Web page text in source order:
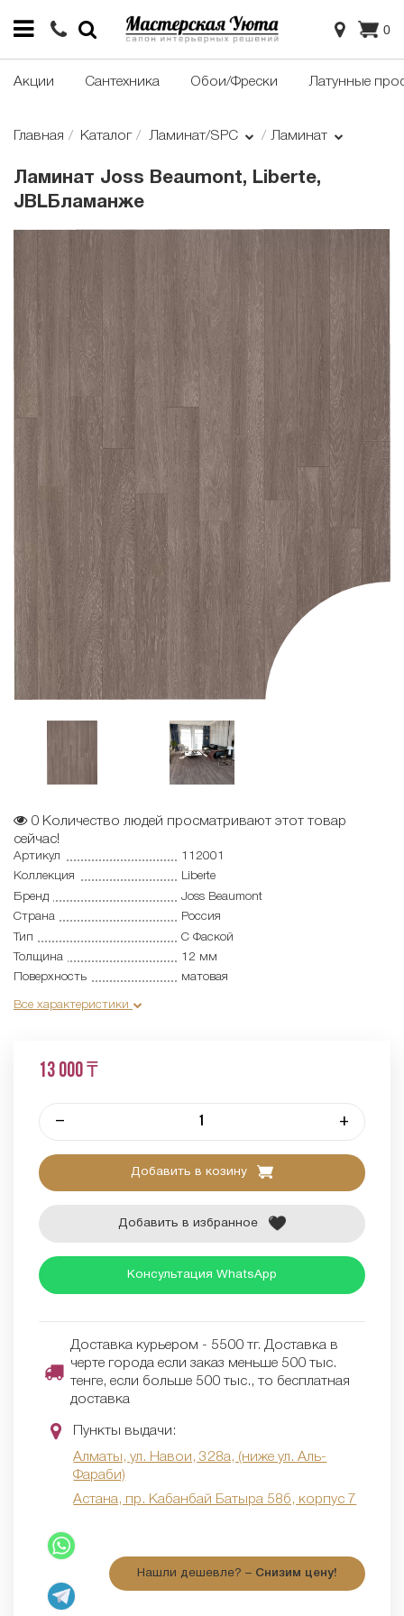
0
Акции Сантехника Обои/Фрески Латунные
Главная Каталог Ламинат/SPC Ламинат
Ламинат Joss Beaumont, Liberte,
JBLБламанже
0 Количество людей просматривают этот товар
сейчас!
Артикул
112001
Коллекция
Liberte
Бренд
Joss Beaumont
Страна
Россия
Тип
С Фаской
Толщина
12 мм
Поверхность
матовая
Все характеристики
13 000 ₸
– +
Добавить в козину
Добавить в избранное
Консультация WhatsApp
Доставка курьером - 5500 тг. Доставка в
черте города если заказ меньше 500 тыс.
тенге, если больше 500 тыс., то бесплатная
доставка
Пункты выдачи:
Алматы, ул. Навои, 328а, (ниже ул. Аль-
Фараби)
Астана, пр. Кабанбай Батыра 58б, корпус 7
Нашли дешевле? – Снизим цену!